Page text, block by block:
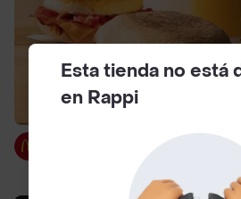
$ 3000
Esta tienda no está
en Rappi